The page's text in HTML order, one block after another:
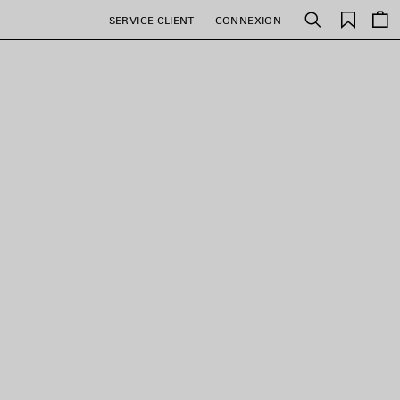
SERVICE CLIENT CONNEXION Rechercher